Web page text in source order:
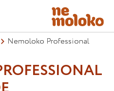
Nemoloko Professional